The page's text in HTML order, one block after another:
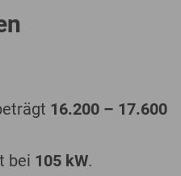
16.200 – 17.600
bei 105 kW.